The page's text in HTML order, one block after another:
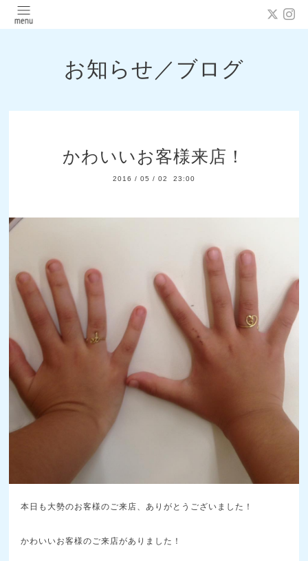
お知らせ／ブログ
かわいいお客様来店！
2016 / 05 / 02 23:00
本日も大勢のお客様のご来店、ありがとうございました！
かわいいお客様のご来店がありました！